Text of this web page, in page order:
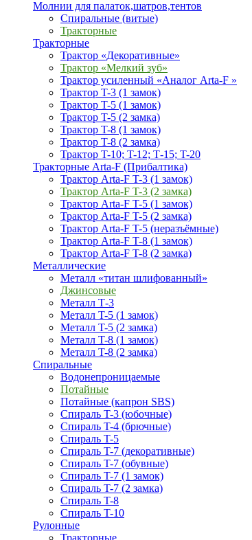
Молнии для палаток,шатров,тентов
Спиральные (витые)
Тракторные
Тракторные
Трактор «Декоративные»
Трактор «Мелкий зуб»
Трактор усиленный «Аналог Arta-F »
Трактор T-3 (1 замок)
Трактор T-5 (1 замок)
Трактор T-5 (2 замка)
Трактор T-8 (1 замок)
Трактор T-8 (2 замка)
Трактор T-10; T-12; Т-15; T-20
Тракторные Arta-F (Прибалтика)
Трактор Arta-F T-3 (1 замок)
Трактор Arta-F T-3 (2 замка)
Трактор Arta-F T-5 (1 замок)
Трактор Arta-F T-5 (2 замка)
Трактор Arta-F T-5 (неразъёмные)
Трактор Arta-F T-8 (1 замок)
Трактор Arta-F T-8 (2 замка)
Металлические
Металл «титан шлифованный»
Джинсовые
Металл Т-3
Металл T-5 (1 замок)
Металл T-5 (2 замка)
Металл T-8 (1 замок)
Металл T-8 (2 замка)
Спиральные
Водонепроницаемые
Потайные
Потайные (капрон SBS)
Спираль T-3 (юбочные)
Спираль T-4 (брючные)
Спираль T-5
Спираль T-7 (декоративные)
Спираль T-7 (обувные)
Спираль T-7 (1 замок)
Спираль T-7 (2 замка)
Спираль T-8
Спираль T-10
Рулонные
Тракторные